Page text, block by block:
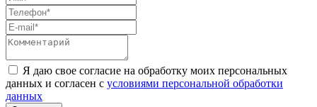
Я даю свое согласие на обработку моих персональных
данных и согласен с условиями персональной обработки
данных